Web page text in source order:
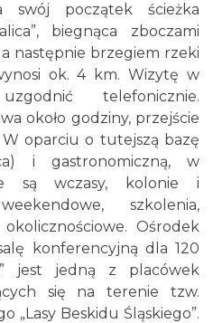
swój początek ścieżka
biegnąca zboczami
następnie brzegiem rzeki
ok. 4 km. Wizytę w
telefonicznie.
około godziny, przejście
W oparciu o tutejszą bazę
i gastronomiczną, w
są wczasy, kolonie i
szkolenia,
Ośrodek
konferencyjną dla 120
jest jedną z placówek
się na terenie tzw.
„Lasy Beskidu Śląskiego”.